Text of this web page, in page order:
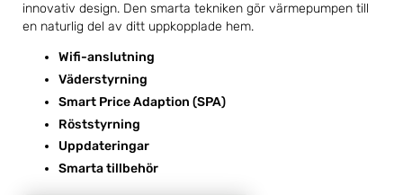
innovativ design. Den smarta tekniken gör värmepumpen till
en naturlig del av ditt uppkopplade hem.
Wifi-anslutning
Väderstyrning
Smart Price Adaption (SPA)
Röststyrning
Uppdateringar
Smarta tillbehör